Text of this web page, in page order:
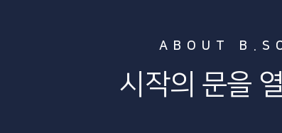
ABOUT
시작의 문을